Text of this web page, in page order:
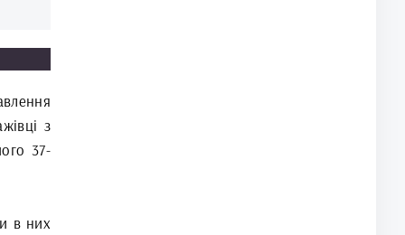
з
37-
в них